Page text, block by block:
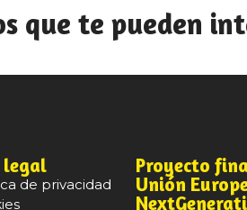
que te pueden
legal
de privacidad
Proyecto
Unión